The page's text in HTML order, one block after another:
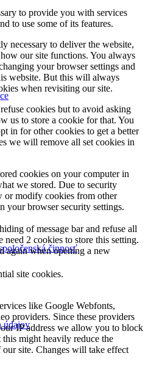
činnosť
údajov
to provide you with services
to use some of its features.
necessary to deliver the website,
our site functions. You always
your browser settings and
website. But this will always
when revisiting our site.
cookies but to avoid asking
us to store a cookie for that. You
in for other cookies to get a better
we will remove all set cookies in
cookies on your computer in
we stored. Due to security
or modify cookies from other
your browser security settings.
of message bar and refuse all
2 cookies to store this setting.
again when opening a new
site cookies.
like Google Webfonts,
providers. Since these providers
IP address we allow you to block
this might heavily reduce the
site. Changes will take effect